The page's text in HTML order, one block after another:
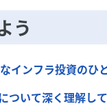
う
インフラ投資のひ
ついて深く理解し